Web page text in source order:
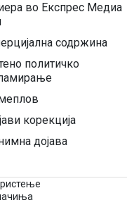
во Експрес Медиа
содржина
политичко
корекција
дојава